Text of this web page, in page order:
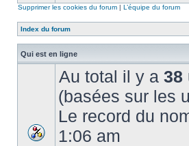
Supprimer les cookies du forum | L’équipe du forum
Index du forum
Qui est en ligne
Au total il y a 38
(basées sur les
Le record du
1:06 am